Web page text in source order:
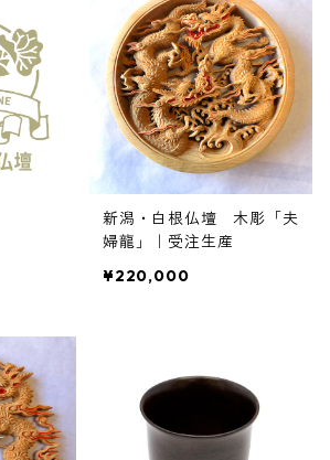
新潟・白根仏壇 木彫「夫
婦龍」｜受注生産
¥220,000